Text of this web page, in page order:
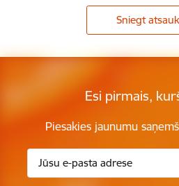
Sniegt
Esi pirmais,
Piesakies jaunumu